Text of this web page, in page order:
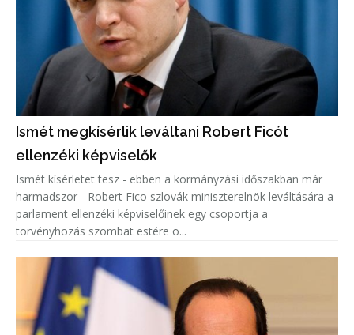
Ismét megkísérlik leváltani Robert Ficót
ellenzéki képviselők
Ismét kísérletet tesz - ebben a kormányzási időszakban már
harmadszor - Robert Fico szlovák miniszterelnök leváltására a
parlament ellenzéki képviselőinek egy csoportja a
törvényhozás szombat estére ö...